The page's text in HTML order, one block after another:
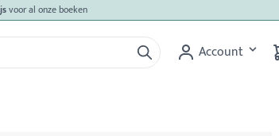
voor al onze boeken
Account